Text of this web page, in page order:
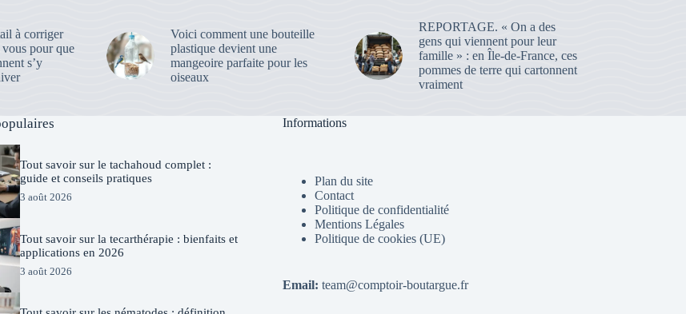
à corriger
vous pour que
s’y
Voici comment une bouteille
plastique devient une
mangeoire parfaite pour les
oiseaux
REPORTAGE. « On a des
gens qui viennent pour leur
famille » : en Île-de-France, ces
pommes de terre qui cartonnent
vraiment
Tout savoir sur le tachahoud complet :
guide et conseils pratiques
3 août 2026
Tout savoir sur la tecarthérapie : bienfaits et
applications en 2026
3 août 2026
Informations
Plan du site
Contact
Politique de confidentialité
Mentions Légales
Politique de cookies (UE)
Email: team@comptoir-boutargue.fr